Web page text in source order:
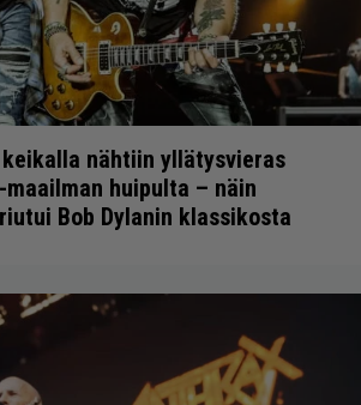
keikalla nähtiin yllätysvieras
huipulta – näin
Bob Dylanin klassikosta